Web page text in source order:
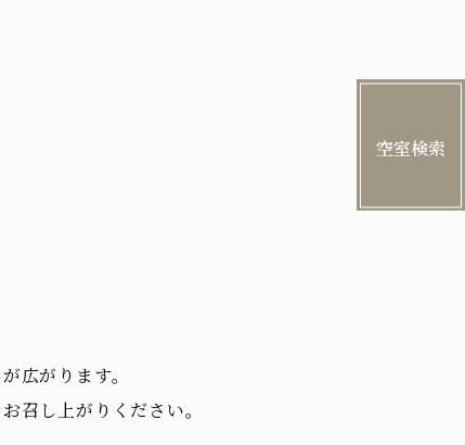
空室検索
広がります。
召し上がりください。